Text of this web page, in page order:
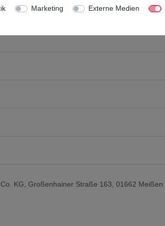
KG, Großenhainer Straße 163, 01662 Meißen
Marketing Externe Medien